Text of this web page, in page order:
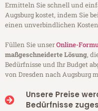
Ermitteln Sie schnell und
Augsburg kostet, indem Sie
einen unverbindlichen
Füllen Sie unserOnline-
maßgeschneiderte Lösung,
Bedürfnisse und Ihr Budget
von Dresden nach Augsburg
Unsere Preise
Bedürfnisse